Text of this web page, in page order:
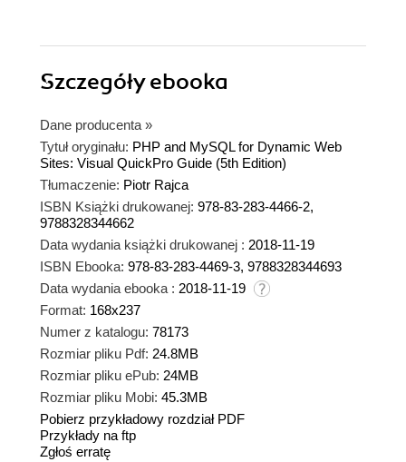
Szczegółyebooka
Dane producenta »
Tytuł oryginału: PHP and MySQL for Dynamic Web
Sites: Visual QuickPro Guide (5th Edition)
Tłumaczenie: Piotr Rajca
ISBN Książki drukowanej: 978-83-283-4466-2,
9788328344662
Data wydania książki drukowanej : 2018-11-19
ISBN Ebooka: 978-83-283-4469-3, 9788328344693
Data wydania ebooka : 2018-11-19
Format: 168x237
Numer z katalogu: 78173
Rozmiar pliku Pdf: 24.8MB
Rozmiar pliku ePub: 24MB
Rozmiar pliku Mobi: 45.3MB
Pobierz przykładowy rozdział PDF
Przykłady na ftp
Zgłoś erratę